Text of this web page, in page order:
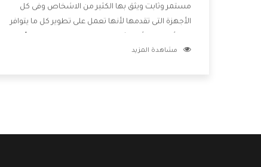
مستمر وثابت ويثق بها الكثير من الاشخاص وفى كل
الأجهزة التى تقدمها لأنها تعمل على تطوير كل ما يتوافر
خدمات ما بعد البيع مع المنتجات وتقدم للعملاء أقوى
مشاهدة المزيد